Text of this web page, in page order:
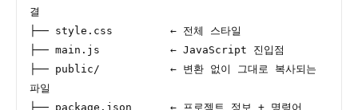
결
├── style.css         ← 전체 스타일
├── main.js           ← JavaScript 진입점
├── public/           ← 변환 없이 그대로 복사되는
파일
├── package.json      ← 프로젝트 정보 + 명령어